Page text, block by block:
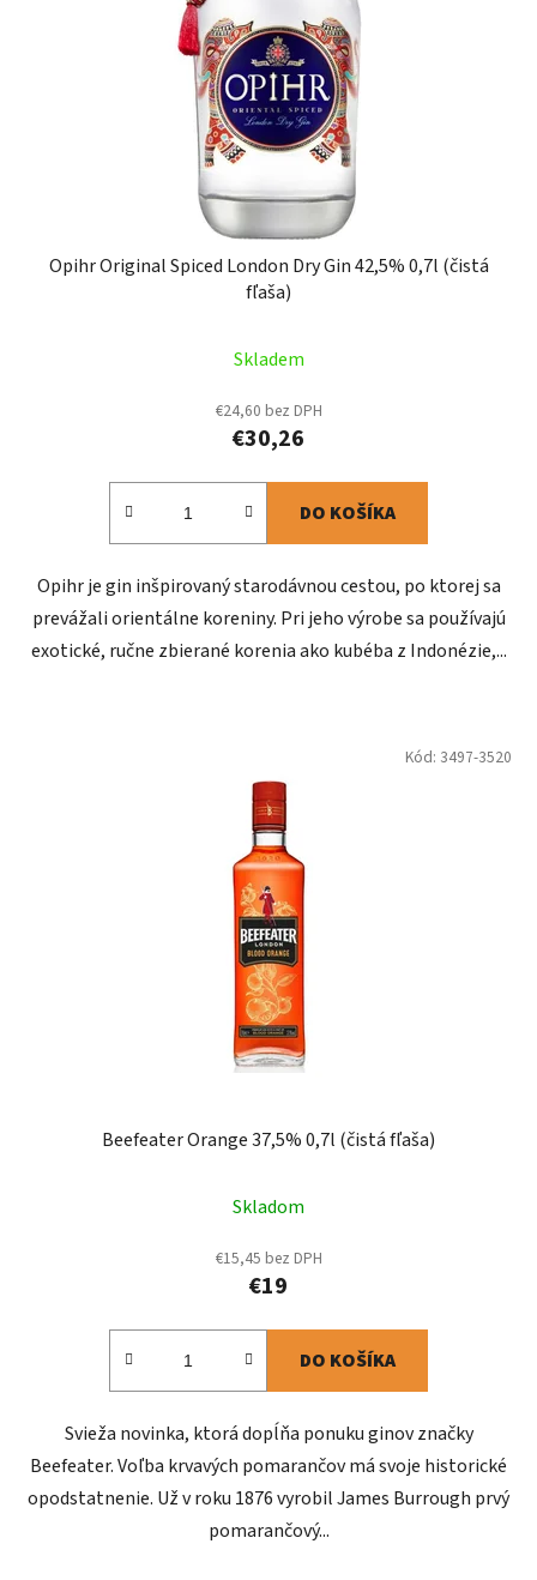
Opihr Original Spiced London Dry Gin 42,5% 0,7l (čistá
fľaša)
Skladem
€24,60 bez DPH
€30,26
DO KOŠÍKA
Opihr je gin inšpirovaný starodávnou cestou, po ktorej sa
prevážali orientálne koreniny. Pri jeho výrobe sa používajú
exotické, ručne zbierané korenia ako kubéba z Indonézie,...
Beefeater Orange 37,5% 0,7l (čistá fľaša)
Skladom
€15,45 bez DPH
€19
DO KOŠÍKA
Svieža novinka, ktorá dopĺňa ponuku ginov značky
Beefeater. Voľba krvavých pomarančov má svoje historické
opodstatnenie. Už v roku 1876 vyrobil James Burrough prvý
pomarančový...
Kód: 3497-3520